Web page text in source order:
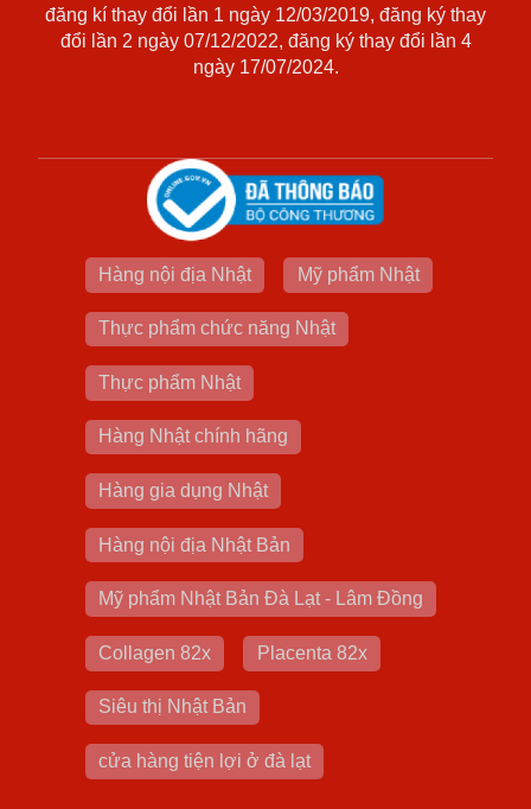
đăng kí thay đổi lần 1 ngày 12/03/2019, đăng ký thay
đổi lần 2 ngày 07/12/2022, đăng ký thay đổi lần 4
ngày 17/07/2024.
Hàng nội địa Nhật Mỹ phẩm Nhật
Thực phẩm chức năng Nhật
Thực phẩm Nhật
Hàng Nhật chính hãng
Hàng gia dụng Nhật
Hàng nội địa Nhật Bản
Mỹ phẩm Nhật Bản Đà Lạt - Lâm Đồng
Collagen 82x Placenta 82x
Siêu thị Nhật Bản
cửa hàng tiện lợi ở đà lạt